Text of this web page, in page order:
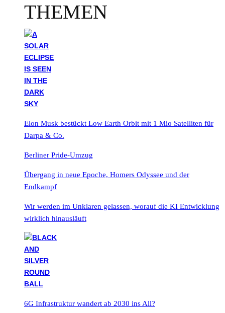
THEMEN
Elon Musk bestückt Low Earth Orbit mit 1 Mio Satelliten für
Darpa & Co.
Berliner Pride-Umzug
Übergang in neue Epoche, Homers Odyssee und der
Endkampf
Wir werden im Unklaren gelassen, worauf die KI Entwicklung
wirklich hinausläuft
6G Infrastruktur wandert ab 2030 ins All?